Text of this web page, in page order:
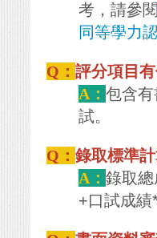
考，請參
同等學力
Q：評分項目
A：包含
試。
Q：錄取標準
A：錄取
+口試成績